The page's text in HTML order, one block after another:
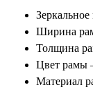
Ширина
Толщина
Цвет рамы
Материал